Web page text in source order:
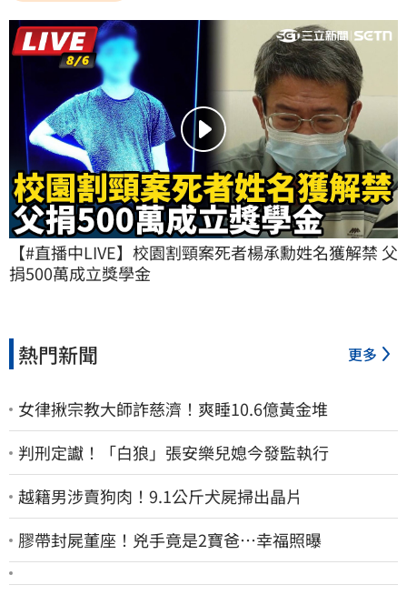
【#直播中LIVE】校園割頸案死者楊承勳姓名獲解禁 父
捐500萬成立獎學金
熱門新聞 更多
女律揪宗教大師詐慈濟！爽睡10.6億黃金堆
判刑定讞！「白狼」張安樂兒媳今發監執行
越籍男涉賣狗肉！9.1公斤犬屍掃出晶片
膠帶封屍董座！兇手竟是2寶爸…幸福照曝